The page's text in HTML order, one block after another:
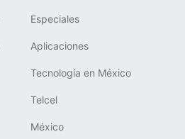
Especiales
Aplicaciones
Tecnología en México
Telcel
México